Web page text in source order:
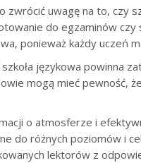
uwagę na to, czy
do egzaminów
ponieważ każdy uczeń
językowa powinna
mogą mieć pewność,
o atmosferze i
do różnych poziomów i
lektorów z